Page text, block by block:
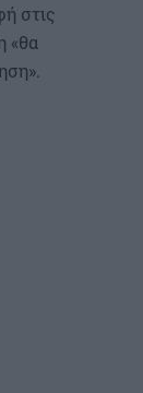
στις
«θα